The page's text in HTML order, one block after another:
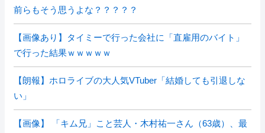
前らもそう思うよな？？？？？
【画像あり】タイミーで行った会社に「直雇用のバイト」
で行った結果ｗｗｗｗｗ
【朗報】ホロライブの大人気VTuber「結婚しても引退しな
い」
【画像】 「キム兄」こと芸人・木村祐一さん（63歳）、最